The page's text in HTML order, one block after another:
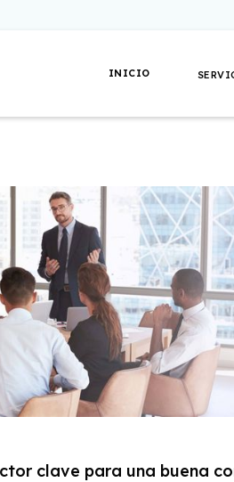
INICIO
clave para una buena